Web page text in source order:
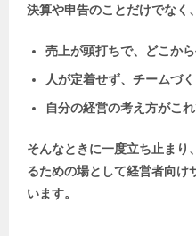
決算や申告のことだけでなく、
売上が頭打ちで、どこか
人が定着せず、チームづ
自分の経営の考え方がこ
そんなときに一度立ち止まり
るための場として経営者向け
います。